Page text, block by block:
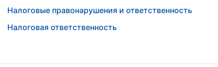
Налоговые правонарушения и ответственность
Налоговая ответственность